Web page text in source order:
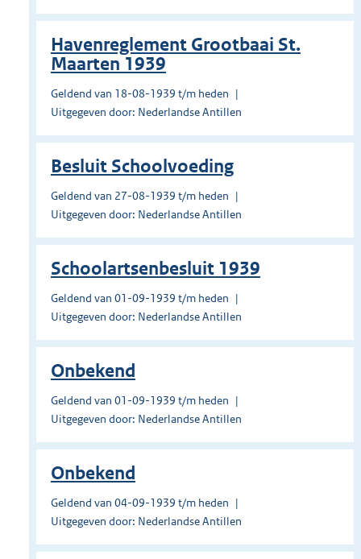
Havenreglement Grootbaai St.
Maarten 1939
Geldend van 18-08-1939 t/m heden
Uitgegeven door: Nederlandse Antillen
Besluit Schoolvoeding
Geldend van 27-08-1939 t/m heden
Uitgegeven door: Nederlandse Antillen
Schoolartsenbesluit 1939
Geldend van 01-09-1939 t/m heden
Uitgegeven door: Nederlandse Antillen
Onbekend
Geldend van 01-09-1939 t/m heden
Uitgegeven door: Nederlandse Antillen
Onbekend
Geldend van 04-09-1939 t/m heden
Uitgegeven door: Nederlandse Antillen